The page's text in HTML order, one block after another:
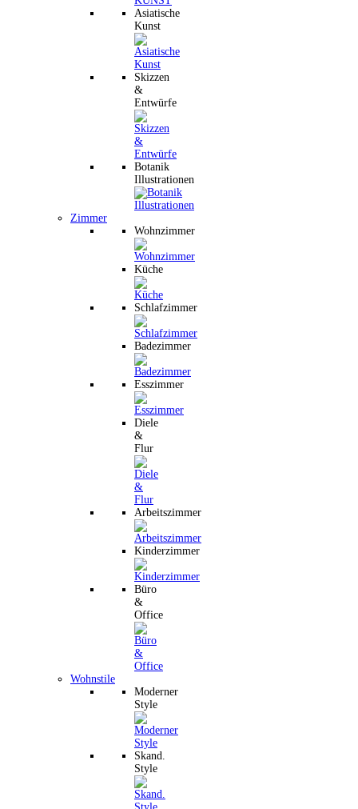
Asiatische
Kunst
Skizzen
&
Entwürfe
Botanik
Illustrationen
Zimmer
Wohnzimmer
Küche
Schlafzimmer
Badezimmer
Esszimmer
Diele
&
Flur
Arbeitszimmer
Kinderzimmer
Büro
&
Office
Wohnstile
Moderner
Style
Skand.
Style